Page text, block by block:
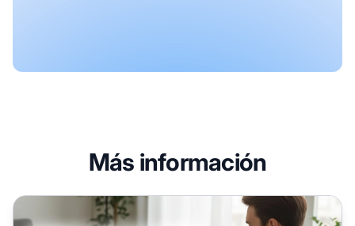
Más información
¿Son adecuados los cursos de marketing de afiliados